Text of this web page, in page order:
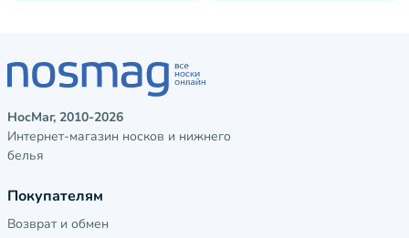
НосМаг, 2010-2026
Интернет-магазин носков и нижнего
белья
Покупателям
Возврат и обмен